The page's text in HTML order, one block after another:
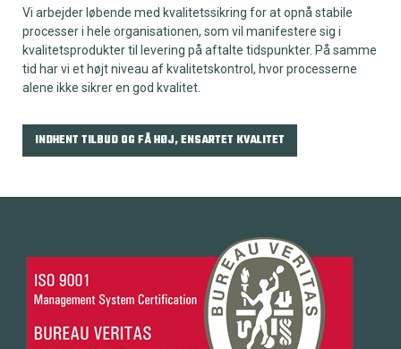
Vi arbejder løbende med kvalitetssikring for at opnå stabile
processer i hele organisationen, som vil manifestere sig i
kvalitetsprodukter til levering på aftalte tidspunkter. På samme
tid har vi et højt niveau af kvalitetskontrol, hvor processerne
alene ikke sikrer en god kvalitet.
INDHENT TILBUD OG FÅ HØJ, ENSARTET KVALITET